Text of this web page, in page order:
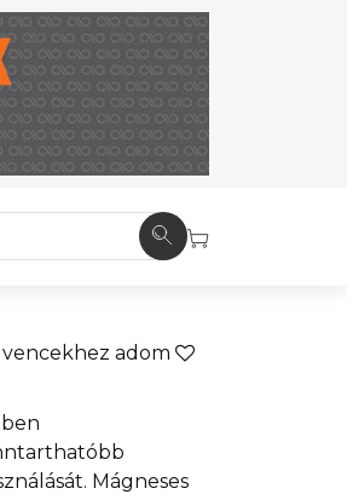
adom
Mágneses